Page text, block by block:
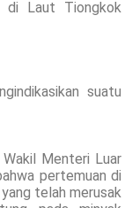
di Laut Tiongkok
suatu
Menteri Luar
pertemuan di
telah merusak